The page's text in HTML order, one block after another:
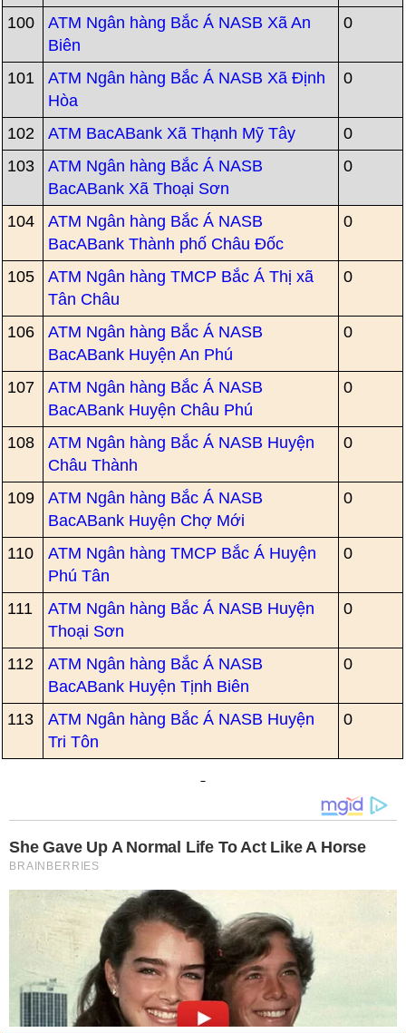
100
ATM Ngân hàng Bắc Á NASB Xã An
Biên
0
101
ATM Ngân hàng Bắc Á NASB Xã Định
Hòa
0
102 ATM BacABank Xã Thạnh Mỹ Tây
0
103
ATM Ngân hàng Bắc Á NASB
BacABank Xã Thoại Sơn
0
104
ATM Ngân hàng Bắc Á NASB
BacABank Thành phố Châu Đốc
0
105
ATM Ngân hàng TMCP Bắc Á Thị xã
Tân Châu
0
106
ATM Ngân hàng Bắc Á NASB
BacABank Huyện An Phú
0
107
ATM Ngân hàng Bắc Á NASB
BacABank Huyện Châu Phú
0
108
ATM Ngân hàng Bắc Á NASB Huyện
Châu Thành
0
109
ATM Ngân hàng Bắc Á NASB
BacABank Huyện Chợ Mới
0
110
ATM Ngân hàng TMCP Bắc Á Huyện
Phú Tân
0
111
ATM Ngân hàng Bắc Á NASB Huyện
Thoại Sơn
0
112
ATM Ngân hàng Bắc Á NASB
BacABank Huyện Tịnh Biên
0
113
ATM Ngân hàng Bắc Á NASB Huyện
Tri Tôn
0